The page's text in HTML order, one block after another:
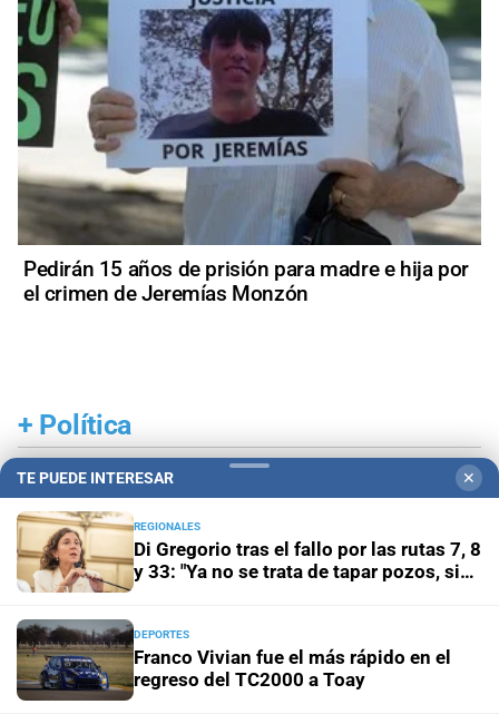
Pedirán 15 años de prisión para madre e hija por
el crimen de Jeremías Monzón
+ Política
TE PUEDE INTERESAR ✕
REGIONALES
Di Gregorio tras el fallo por las rutas 7, 8
y 33: "Ya no se trata de tapar pozos, sino
DEPORTES
Franco Vivian fue el más rápido en el
regreso del TC2000 a Toay